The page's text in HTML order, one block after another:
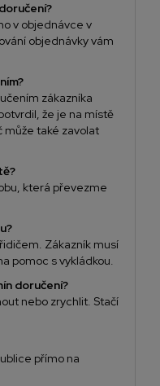
v objednávce v
objednávky vám
zákazníka
že je na místě
může také zavolat
která převezme
Zákazník musí
pomoc s vykládkou.
doručení?
nebo zrychlit. Stačí
přímo na